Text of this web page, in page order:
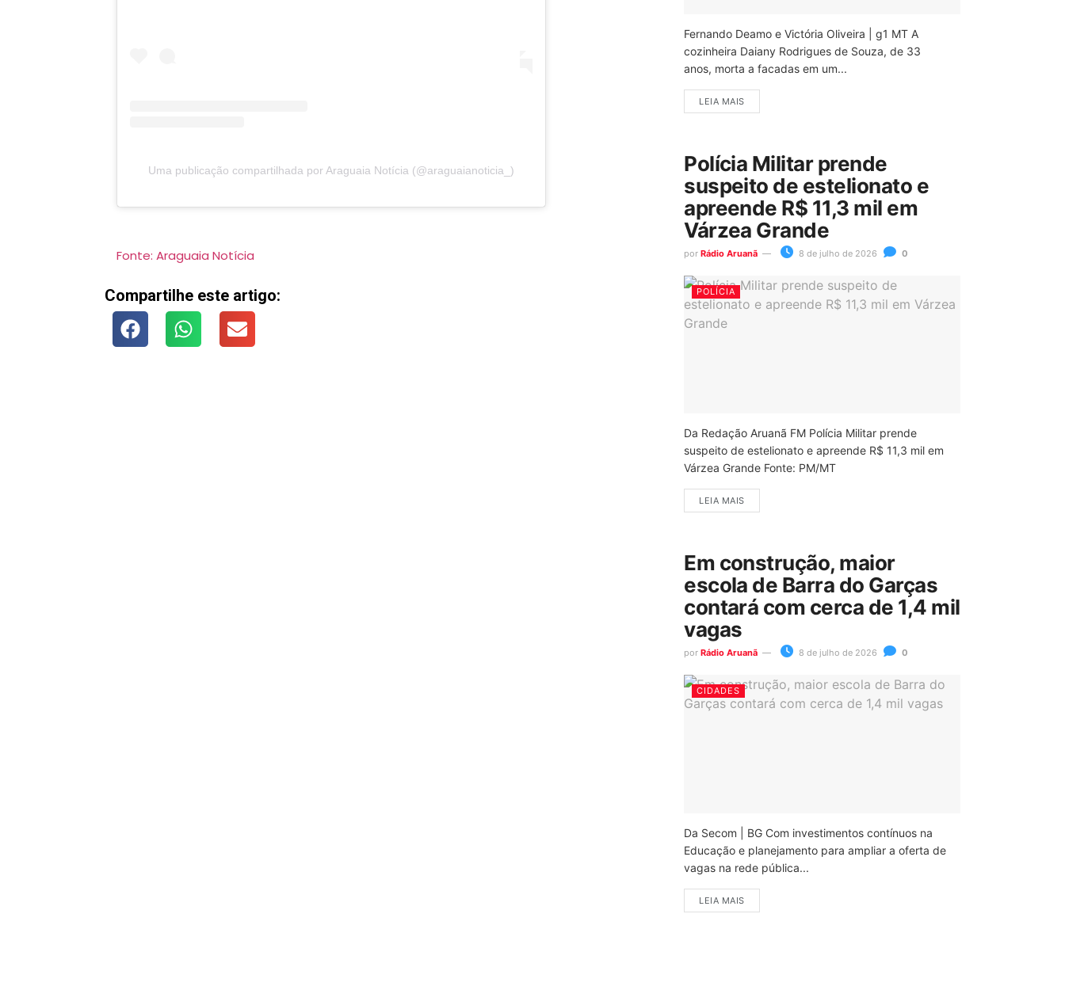
Uma publicação compartilhada por Araguaia Notícia (@araguaianoticia_)
Fonte: Araguaia Notícia
Compartilhe este artigo:
Fernando Deamo e Victória Oliveira | g1 MT A
cozinheira Daiany Rodrigues de Souza, de 33
anos, morta a facadas em um...
LEIA MAIS
Polícia Militar prende
suspeito de estelionato e
apreende R$ 11,3 mil em
Várzea Grande
por Rádio Aruanã 8 de julho de 2026 0
POLÍCIA
Da Redação Aruanã FM Polícia Militar prende
suspeito de estelionato e apreende R$ 11,3 mil em
Várzea Grande Fonte: PM/MT
LEIA MAIS
Em construção, maior
escola de Barra do Garças
contará com cerca de 1,4 mil
vagas
por Rádio Aruanã 8 de julho de 2026 0
CIDADES
Da Secom | BG Com investimentos contínuos na
Educação e planejamento para ampliar a oferta de
vagas na rede pública...
LEIA MAIS